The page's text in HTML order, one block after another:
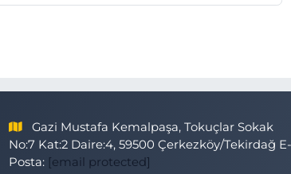
Gazi Mustafa Kemalpaşa, Tokuçlar Sokak
No:7 Kat:2 Daire:4, 59500 Çerkezköy/Tekirdağ E-
Posta: [email protected]